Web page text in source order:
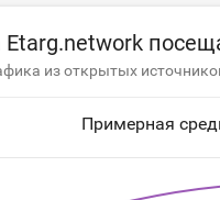
Etarg.network
из открытых
Примерная